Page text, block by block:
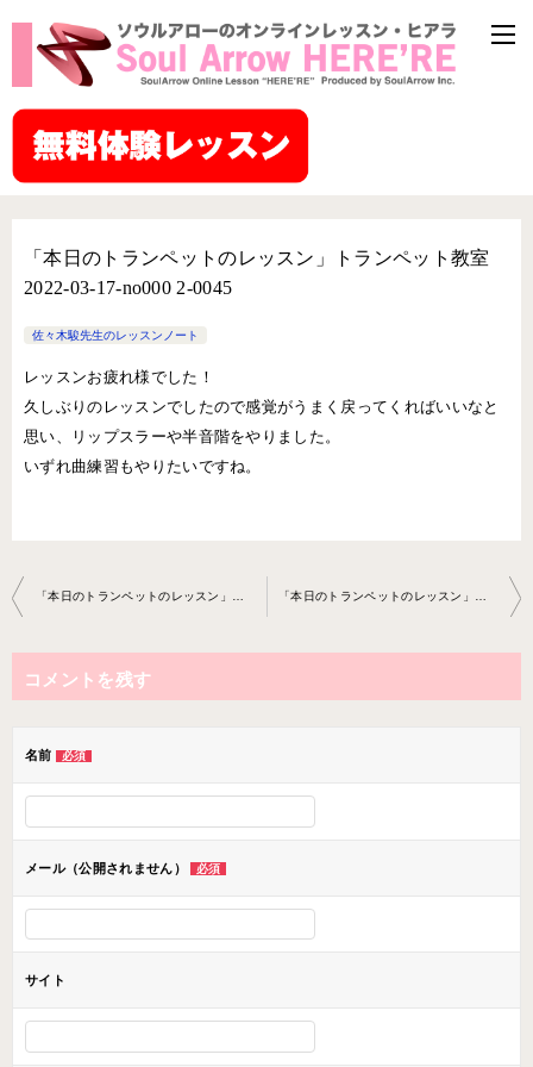
「本日のトランペットのレッスン」トランペット教室
2022-03-17-­no000 2-­0045
佐々木駿先生のレッスンノート
レッスンお疲れ様でした！
久しぶりのレッスンでしたので感覚がうまく戻ってくればいいなと
思い、リップスラーや半音階をやりました。
いずれ曲練習もやりたいですね。
投
稿
ナ
ビ
ョ
ン
「本日のトランペットのレッスン」トランペット教室2022-02-24-­no000 2-­0045 「本日のトランペットのレッスン」トランペット教室2022-03-24-­no000 2-­0045
コメントを残す
名前 必須
メール（公開されません） 必須
サイト